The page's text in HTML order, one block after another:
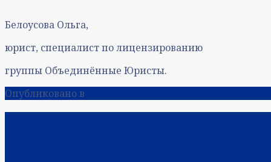
Белоусова Ольга,
юрист, специалист по лицензированию
группы Объединённые Юристы.
Опубликовано в